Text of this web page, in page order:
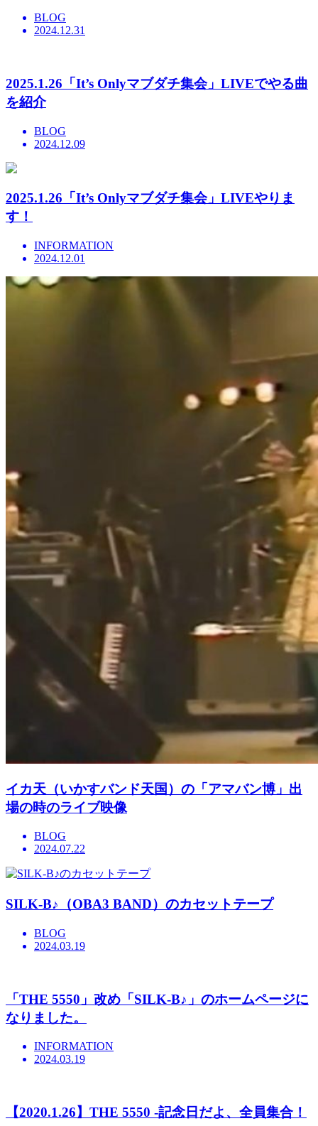
BLOG
2024.12.31
2025.1.26「It’s Onlyマブダチ集会」LIVEでやる曲
を紹介
BLOG
2024.12.09
2025.1.26「It’s Onlyマブダチ集会」LIVEやりま
す！
INFORMATION
2024.12.01
イカ天（いかすバンド天国）の「アマバン博」出
場の時のライブ映像
BLOG
2024.07.22
SILK-B♪（OBA3 BAND）のカセットテープ
BLOG
2024.03.19
「THE 5550」改め「SILK-B♪」のホームページに
なりました。
INFORMATION
2024.03.19
【2020.1.26】THE 5550 -記念日だよ、全員集合！